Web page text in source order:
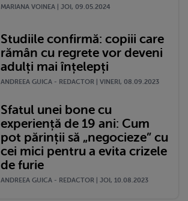
MARIANA VOINEA | JOI, 09.05.2024
Studiile confirmă: copiii care
rămân cu regrete vor deveni
adulți mai înțelepți
ANDREEA GUICA - REDACTOR | VINERI, 08.09.2023
Sfatul unei bone cu
experiență de 19 ani: Cum
pot părinții să „negocieze” cu
cei mici pentru a evita crizele
de furie
ANDREEA GUICA - REDACTOR | JOI, 10.08.2023